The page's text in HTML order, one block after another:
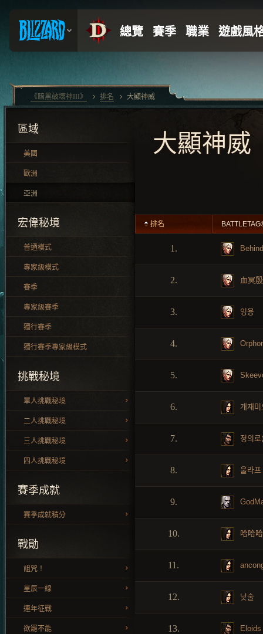
區域
美國
歐洲
亞洲
宏偉秘境
普通模式
專家級模式
賽季
專家級賽季
獨行賽季
獨行賽季專家級模式
挑戰秘境
單人挑戰秘境
二人挑戰秘境
三人挑戰秘境
四人挑戰秘境
賽季成就
賽季成就積分
戰勛
詛咒！
星辰一線
連年征戰
欲罷不能
大顯神威
排名
1.
2. 血冥殷
3. 잉용
4.
5.
6. 개재미
7. 정의
8. 울라프
9.
10. 哈哈
11.
12. 낮술
13. Eloids
《暗黑破壞神III》 排名 大顯神威